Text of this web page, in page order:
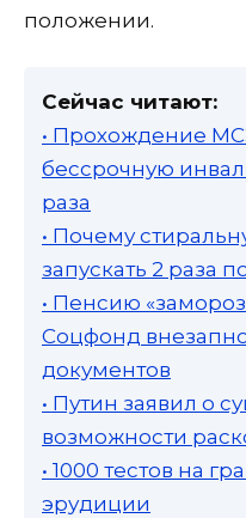
положении.
Сейчас читают:
• Прохождение
бессрочную
раза
• Почему
запускать 2 раза
• Пенсию
Соцфонд
документов
• Путин заявил о
возможности
• 1000 тестов на
эрудиции